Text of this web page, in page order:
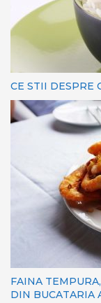
CE STII DESPRE
FAINA
DIN BUCATARIA